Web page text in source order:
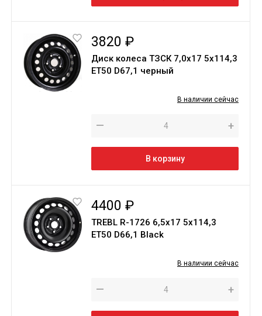
3820 ₽
Диск колеса ТЗСК 7,0х17 5х114,3
ET50 D67,1 черный
В наличии сейчас
— +
В корзину
4400 ₽
TREBL R-1726 6,5х17 5х114,3
ЕТ50 D66,1 Black
В наличии сейчас
— +